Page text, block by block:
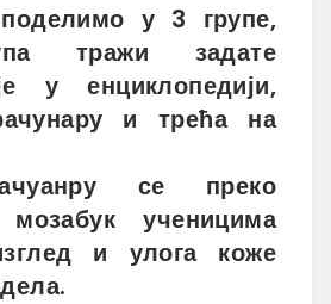
у 3 групе,
тражи задате
у енциклопедији,
и трећа на
се преко
мозабук ученицима
и улога коже